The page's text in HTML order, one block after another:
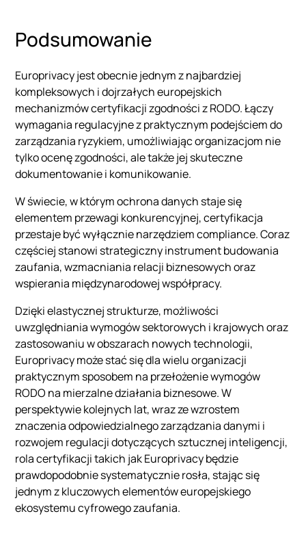
Podsumowanie
Europrivacy jest obecnie jednym z najbardziej
kompleksowych i dojrzałych europejskich
mechanizmów certyfikacji zgodności z RODO. Łączy
wymagania regulacyjne z praktycznym podejściem do
zarządzania ryzykiem, umożliwiając organizacjom nie
tylko ocenę zgodności, ale także jej skuteczne
dokumentowanie i komunikowanie.
W świecie, w którym ochrona danych staje się
elementem przewagi konkurencyjnej, certyfikacja
przestaje być wyłącznie narzędziem compliance. Coraz
częściej stanowi strategiczny instrument budowania
zaufania, wzmacniania relacji biznesowych oraz
wspierania międzynarodowej współpracy.
Dzięki elastycznej strukturze, możliwości
uwzględniania wymogów sektorowych i krajowych oraz
zastosowaniu w obszarach nowych technologii,
Europrivacy może stać się dla wielu organizacji
praktycznym sposobem na przełożenie wymogów
RODO na mierzalne działania biznesowe. W
perspektywie kolejnych lat, wraz ze wzrostem
znaczenia odpowiedzialnego zarządzania danymi i
rozwojem regulacji dotyczących sztucznej inteligencji,
rola certyfikacji takich jak Europrivacy będzie
prawdopodobnie systematycznie rosła, stając się
jednym z kluczowych elementów europejskiego
ekosystemu cyfrowego zaufania.